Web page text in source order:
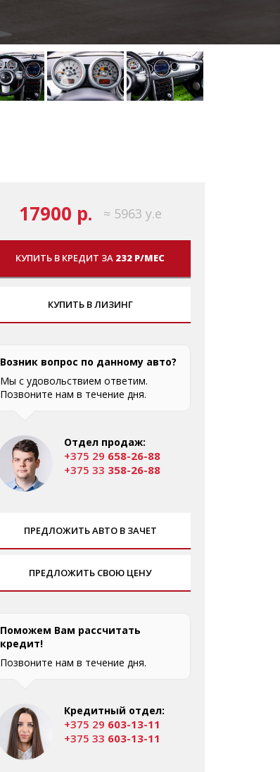
17900 р. ≈ 5963 у.е
КУПИТЬ В КРЕДИТ ЗА 232 Р/МЕС
КУПИТЬ В ЛИЗИНГ
Возник вопрос по данному авто?
Мы с удовольствием ответим.
Позвоните нам в течение дня.
Отдел продаж:
+375 29 658-26-88
+375 33 358-26-88
ПРЕДЛОЖИТЬ АВТО В ЗАЧЕТ
ПРЕДЛОЖИТЬ СВОЮ ЦЕНУ
Поможем Вам рассчитать
кредит!
Позвоните нам в течение дня.
Кредитный отдел:
+375 29 603-13-11
+375 33 603-13-11